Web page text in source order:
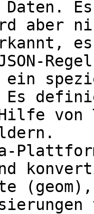
Es
aber
ein
Es
von